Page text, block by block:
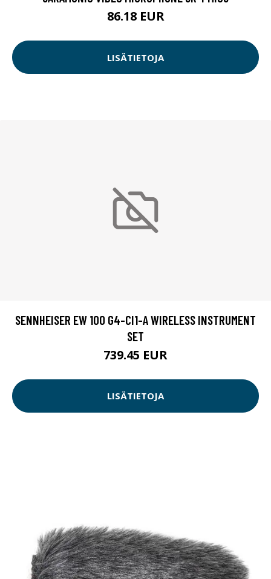
86.18 EUR
LISÄTIETOJA
SENNHEISER EW 100 G4-CI1-A WIRELESS INSTRUMENT
SET
739.45 EUR
LISÄTIETOJA